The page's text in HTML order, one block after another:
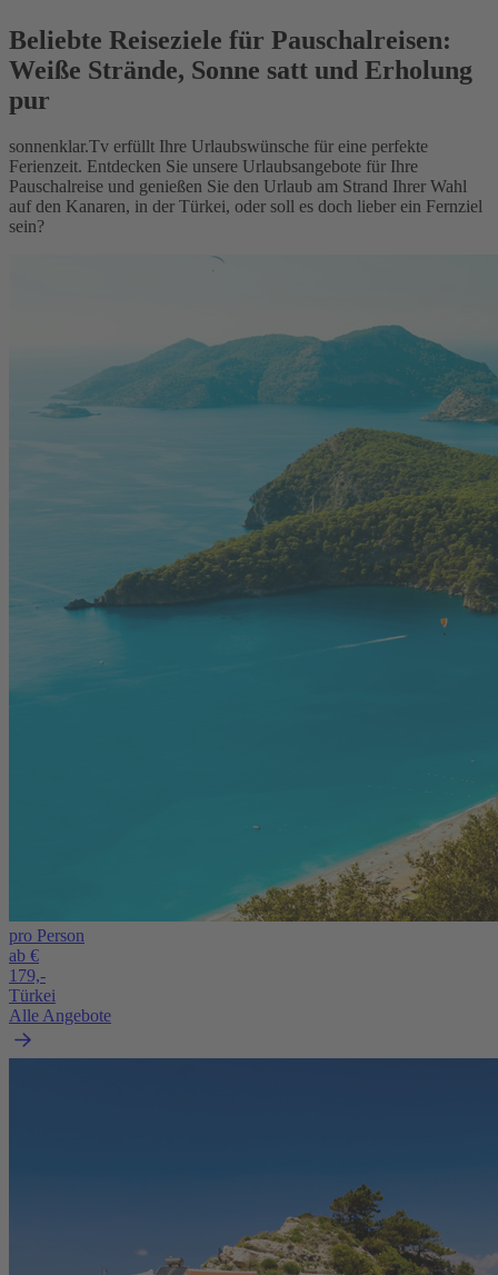
Beliebte Reiseziele für Pauschalreisen:
Weiße Strände, Sonne satt und Erholung
pur
sonnenklar.Tv erfüllt Ihre Urlaubswünsche für eine perfekte
Ferienzeit. Entdecken Sie unsere Urlaubsangebote für Ihre
Pauschalreise und genießen Sie den Urlaub am Strand Ihrer Wahl
auf den Kanaren, in der Türkei, oder soll es doch lieber ein Fernziel
sein?
pro Person
ab €
179,-
Türkei
Alle Angebote